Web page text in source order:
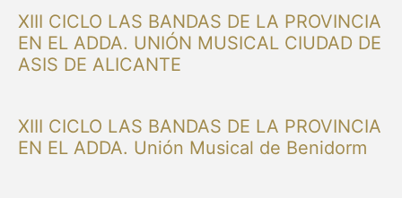
XIII CICLO LAS BANDAS DE LA PROVINCIA
EN EL ADDA. UNIÓN MUSICAL CIUDAD DE
ASIS DE ALICANTE
XIII CICLO LAS BANDAS DE LA PROVINCIA
EN EL ADDA. Unión Musical de Benidorm